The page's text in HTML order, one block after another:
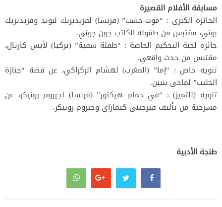
مسابقة الأفلام القصيرة
الجائزة الكبرى : “موت-خشب” (فرنسا) لفريديريك لبوند وفريديريك
بوني، مقتبس من طفولة الكاتب جون جوني.
جائزة لجنة التحكيم الخاصة : “طفلة شقية” (تركيا) لأيس كارتال،
مقتبس من حدث واقعي.
تنويه خاص : “إما” (المغرب) لهشام الركراكي، عن قضة “جنازة
الحليب” لماحي بنبين.
تنويه (للتميز) : “في حمام هيكتور” (فرنسا) لجيروم رونيكر، عن
مسرحية من تأليف فيرجيني كيماراي وجيروم رونيكر.
طنجة الأدبية